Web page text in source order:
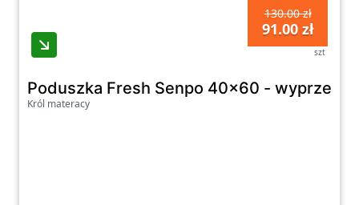
130.00 zł
91.00 zł
szt
Poduszka Fresh Senpo 40x60 -
Król materacy